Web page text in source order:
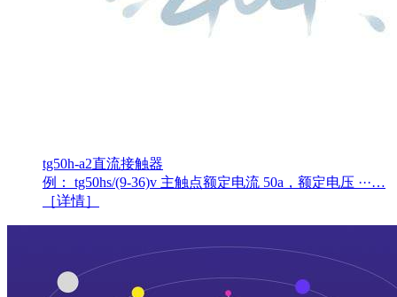
tg50h-a2直流接触器
例： tg50hs/(9-36)v 主触点额定电流 50a，额定电压 ···…
［详情］